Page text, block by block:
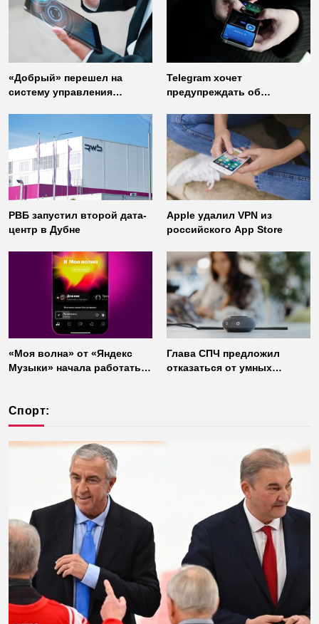
«Добрый» перешел на
систему управления
Telegram хочет
предупреждать об
неофициальных клиентов
мессенджера
РВБ запустил второй дата-
центр в Дубне
Apple удалил VPN из
российского App Store
«Моя волна» от «Яндекс
Музыки» начала работать
Глава СПЧ предложил
отказаться от умных
Спорт: